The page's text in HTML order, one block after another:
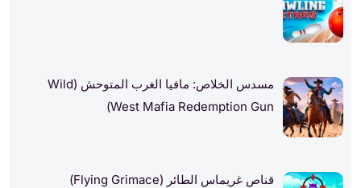
مسدس الخلاص: مافيا الغرب المتوحش (Wild
West Mafia Redemption Gun)
قناص غريماس الطائر (Flying Grimace)